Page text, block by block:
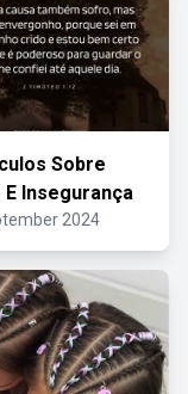
Sobre
E Insegurança
2024